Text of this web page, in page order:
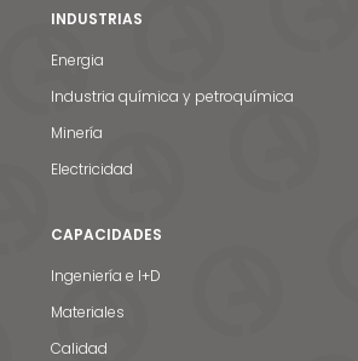
INDUSTRIAS
Energia
Industria química y petroquímica
Minería
Electricidad
CAPACIDADES
Ingeniería e I+D
Materiales
Calidad